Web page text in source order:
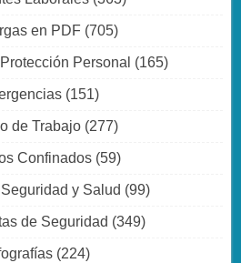
en PDF(705)
Personal (165)
(151)
de Trabajo(277)
Confinados (59)
y Salud (99)
de Seguridad (349)
(224)